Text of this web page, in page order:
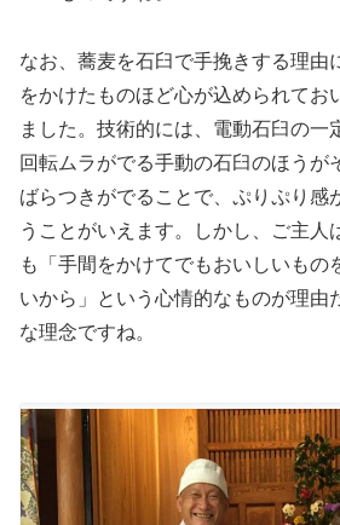
なお、蕎麦を石臼で手挽きする理由
をかけたものほど心が込められてお
ました。技術的には、電動石臼の一
回転ムラがでる手動の石臼のほうが
ばらつきがでることで、ぷりぷり感
うことがいえます。しかし、ご主人
も「手間をかけてでもおいしいもの
いから」という心情的なものが理由
な理念ですね。